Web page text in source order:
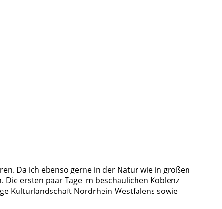
Da ich ebenso gerne in der Natur wie in großen
Die ersten paar Tage im beschaulichen Koblenz
Kulturlandschaft Nordrhein-Westfalens sowie